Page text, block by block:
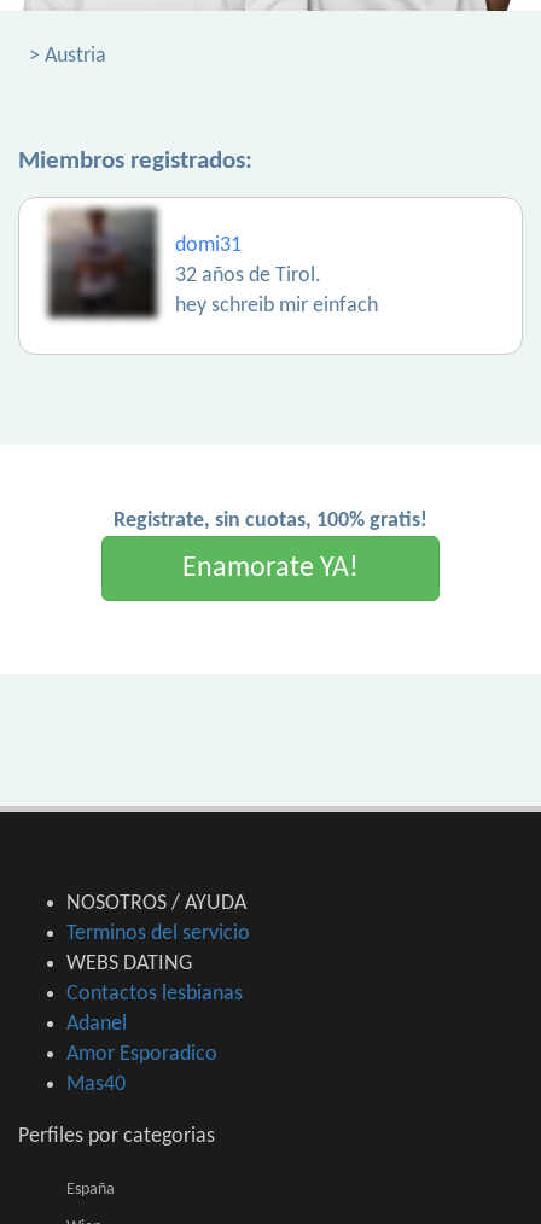
> Austria
Miembros registrados:
domi31
32 años de Tirol.
hey schreib mir einfach
Registrate, sin cuotas, 100% gratis!
Enamorate YA!
NOSOTROS / AYUDA
Terminos del servicio
WEBS DATING
Contactos lesbianas
Adanel
Amor Esporadico
Mas40
Perfiles por categorias
España